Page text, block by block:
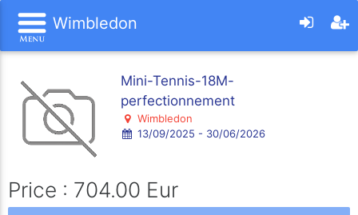
Wimbledon
Mini-Tennis-18M-
perfectionnement
Wimbledon
13/09/2025 - 30/06/2026
Price : 704.00 Eur